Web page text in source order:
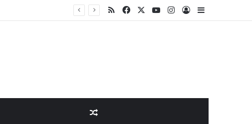
RSSFacebookYouTubeInstagram
Log InSidebar
Random Article